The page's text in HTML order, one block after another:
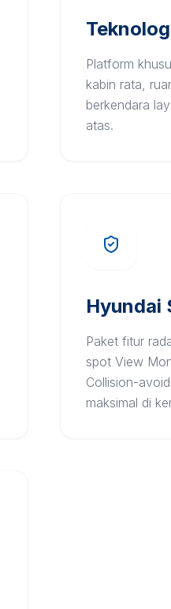
Platform
kabin rata,
berkendara
atas.
Hyundai
Paket fitur
spot View
Collision-
maksimal di